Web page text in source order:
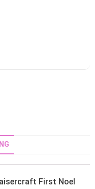
First Noel